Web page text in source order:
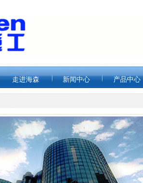
走进海森 新闻中心 产品中心